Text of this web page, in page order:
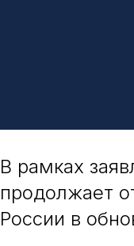
В рамках
продолжает
России в